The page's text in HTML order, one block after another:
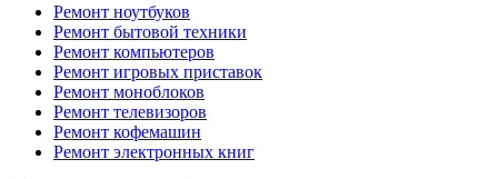
Ремонт ноутбуков
Ремонт бытовой техники
Ремонт компьютеров
Ремонт игровых приставок
Ремонт моноблоков
Ремонт телевизоров
Ремонт кофемашин
Ремонт электронных книг